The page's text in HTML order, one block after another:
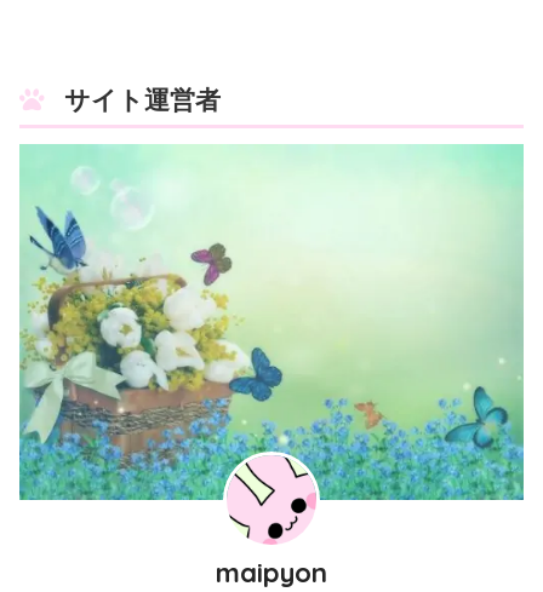
サイト運営者
maipyon